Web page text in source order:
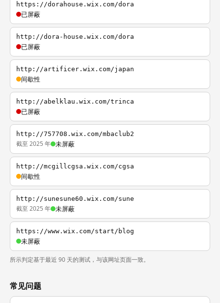
https://dorahouse.wix.com/dora
已屏蔽
http://dora-house.wix.com/dora
已屏蔽
http://artificer.wix.com/japan
间歇性
http://abelklau.wix.com/trinca
已屏蔽
http://757708.wix.com/mbaclub2
截至 2025 年 未屏蔽
http://mcgillcgsa.wix.com/cgsa
间歇性
http://sunesune60.wix.com/sune
截至 2025 年 未屏蔽
https://www.wix.com/start/blog
未屏蔽
所示判定基于最近 90 天的测试，与该网址页面一致。
常见问题